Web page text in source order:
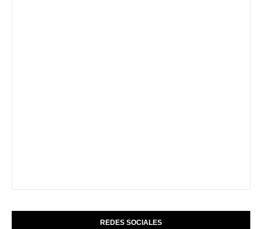
REDES SOCIALES